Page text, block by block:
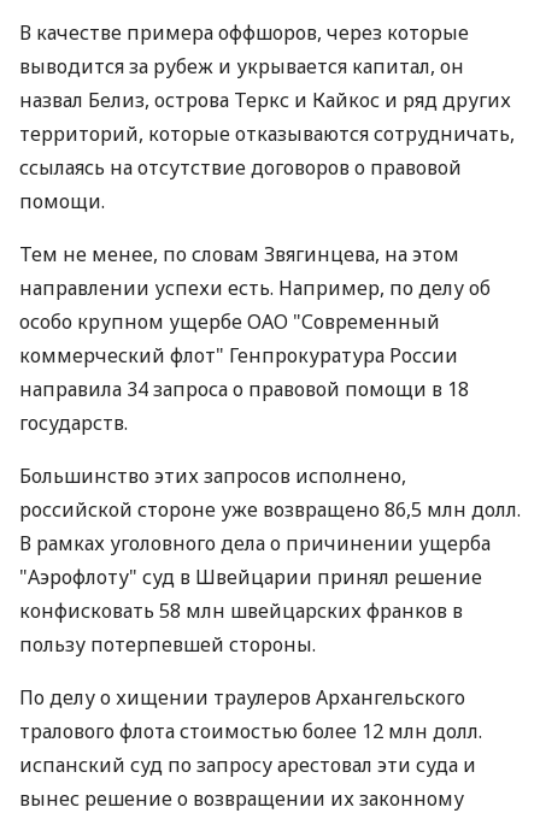
В качестве примера оффшоров, через которые
выводится за рубеж и укрывается капитал, он
назвал Белиз, острова Теркс и Кайкос и ряд других
территорий, которые отказываются сотрудничать,
ссылаясь на отсутствие договоров о правовой
помощи.
Тем не менее, по словам Звягинцева, на этом
направлении успехи есть. Например, по делу об
особо крупном ущербе ОАО "Современный
коммерческий флот" Генпрокуратура России
направила 34 запроса о правовой помощи в 18
государств.
Большинство этих запросов исполнено,
российской стороне уже возвращено 86,5 млн долл.
В рамках уголовного дела о причинении ущерба
"Аэрофлоту" суд в Швейцарии принял решение
конфисковать 58 млн швейцарских франков в
пользу потерпевшей стороны.
По делу о хищении траулеров Архангельского
тралового флота стоимостью более 12 млн долл.
испанский суд по запросу арестовал эти суда и
вынес решение о возвращении их законному